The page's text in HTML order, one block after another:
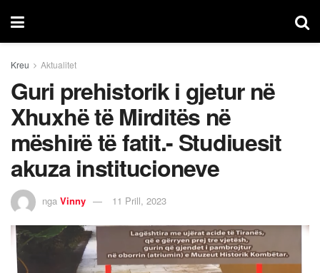
Kreu Aktualitet
Guri prehistorik i gjetur në
Xhuxhë të Mirditës në
mëshirë të fatit.- Studiuesit
akuza institucioneve
nga Vinny 11 Prill, 2023